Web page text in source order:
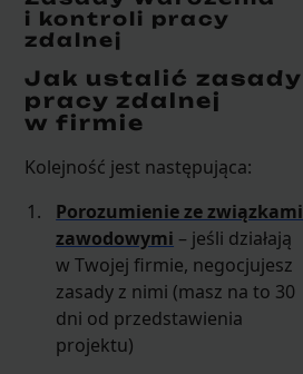
i kontroli pracy
zdalnej
Jak ustalić zasady
pracy zdalnej
w firmie
Kolejność jest następująca:
Porozumienie ze związkami
zawodowymi – jeśli działają
w Twojej firmie, negocjujesz
zasady z nimi (masz na to 30
dni od przedstawienia
projektu)